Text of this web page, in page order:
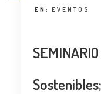
EN: EVENTOS